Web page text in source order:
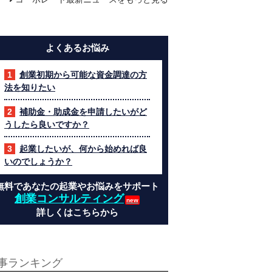
よくあるお悩み
創業初期から可能な資金調達の方
法を知りたい
補助金・助成金を申請したいがど
うしたら良いですか？
起業したいが、何から始めれば良
いのでしょうか？
料であなたの起業やお悩みをサポート
創業コンサルティング
詳しくはこちらから
ランキング